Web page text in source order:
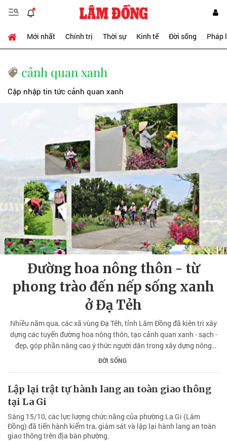
Mới nhất Chính trị Thời sự Kinh tế Đời sống Pháp
cảnh quan xanh
Cập nhập tin tức cảnh quan xanh
Đường hoa nông thôn - từ
phong trào đến nếp sống xanh
ở Đạ Tẻh
Nhiều năm qua, các xã vùng Đạ Tẻh, tỉnh Lâm Đồng đã kiên trì xây
dựng các tuyến đường hoa nông thôn, tạo cảnh quan xanh - sạch -
đẹp, góp phần nâng cao ý thức người dân trong xây dựng nông
thôn mới.
ĐỜI SỐNG
Lập lại trật tự hành lang an toàn giao thông
tại La Gi
Sáng 15/10, các lực lượng chức năng của phường La Gi (Lâm
Đồng) đã tiến hành kiểm tra, giám sát và lập lại hành lang an toàn
giao thông trên địa bàn phường.